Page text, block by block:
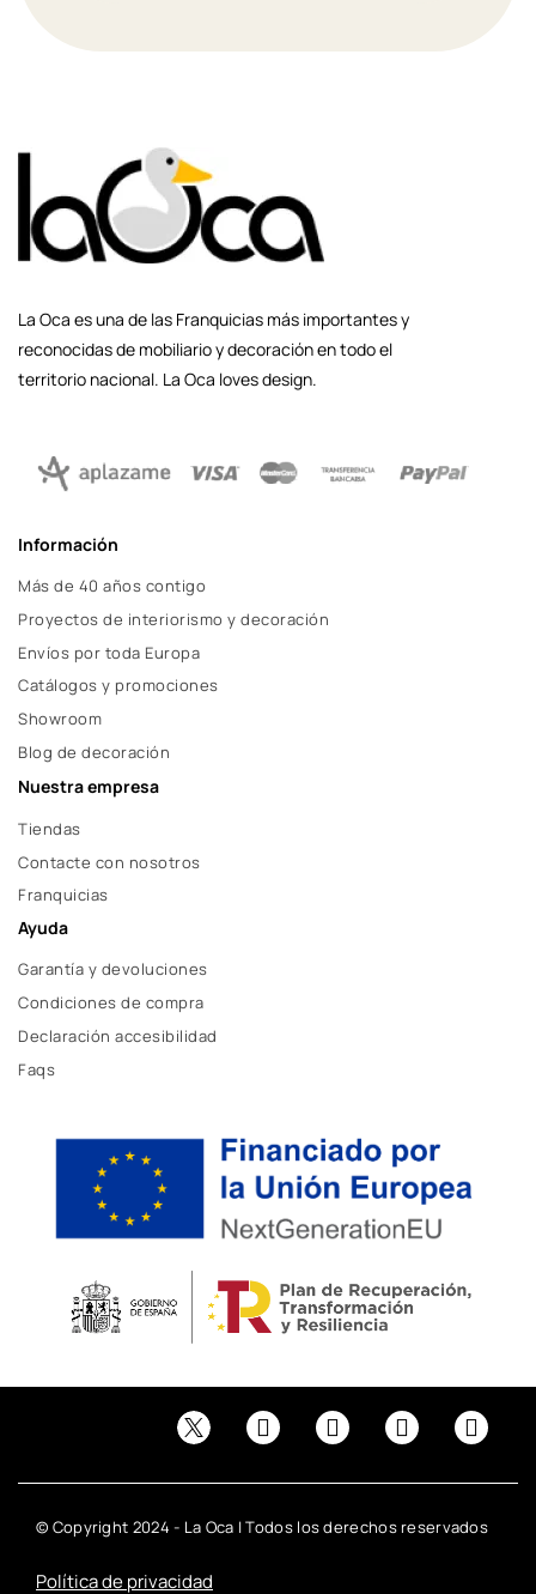
La Oca es una de las Franquicias más importantes y
reconocidas de mobiliario y decoración en todo el
territorio nacional. La Oca loves design.
Información
Más de 40 años contigo
Proyectos de interiorismo y decoración
Envíos por toda Europa
Catálogos y promociones
Showroom
Blog de decoración
Nuestra empresa
Tiendas
Contacte con nosotros
Franquicias
Ayuda
Garantía y devoluciones
Condiciones de compra
Declaración accesibilidad
Faqs
© Copyright 2024 - La Oca | Todos los derechos reservados
Política de privacidad